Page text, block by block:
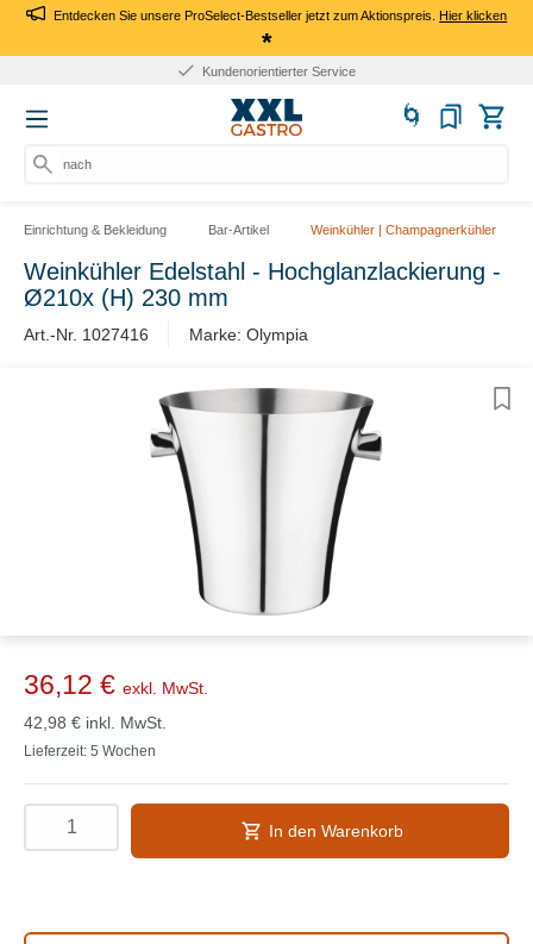
Entdecken Sie unsere ProSelect-Bestseller jetzt zum Aktionspreis.Hier klicken
*
Kundenorientierter Service
nach P
Einrichtung & Bekleidung Bar-Artikel Weinkühler | Champagnerkühler
Weinkühler Edelstahl - Hochglanzlackierung -
Ø210x (H) 230 mm
Art.-Nr. 1027416 Marke: Olympia
36,12 € exkl. MwSt.
42,98 € inkl. MwSt.
Lieferzeit: 5 Wochen
In den Warenkorb